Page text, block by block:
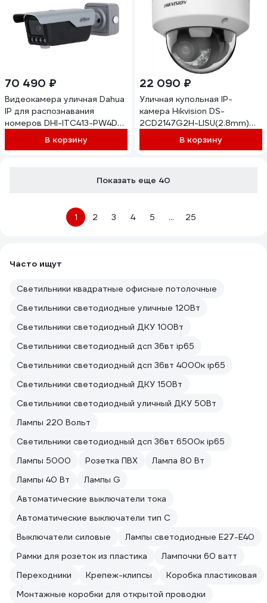
70 490 ₽
Видеокамера уличная Dahua
IP для распознавания
номеров DHI-ITC413-PW4D-
В корзину
22 090 ₽
Уличная купольная IP-
камера Hikvision DS-
2CD2147G2H-LISU(2.8mm)
4Мп АВ5090215В корзину
Показать еще 40
1 2 3 4 5 ... 25
Часто ищут
Светильники квадратные офисные потолочные
Светильники светодиодные уличные 120Вт
Светильники светодиодный ДКУ 100Вт
Светильники светодиодный дсп 36вт ip65
Светильники светодиодный дсп 36вт 4000к ip65
Светильники светодиодный ДКУ 150Вт
Светильники светодиодный уличный ДКУ 50Вт
Лампы 220 Вольт
Светильники светодиодный дсп 36вт 6500к ip65
Лампы 5000
Розетка ПВХ
Лампа 80 Вт
Лампы 40 Вт
Лампы G
Автоматические выключатели тока
Автоматические выключатели тип C
Выключатели силовые
Лампы светодиодные E27-E40
Рамки для розеток из пластика
Лампочки 60 ватт
Переходники
Крепеж-клипсы
Коробка пластиковая
Монтажные коробки для открытой проводки